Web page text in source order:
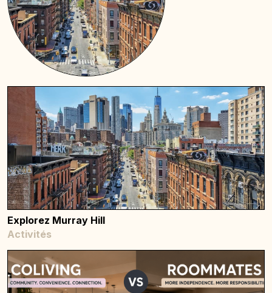
Explorez Murray Hill
Activités